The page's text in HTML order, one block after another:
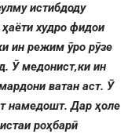
истибдоду
худро фидои
ин режим ӯро рӯзе
Ӯ медонист,ки ин
ватан аст. Ӯ
намедошт. Дар ҳоле
роҳбарӣ